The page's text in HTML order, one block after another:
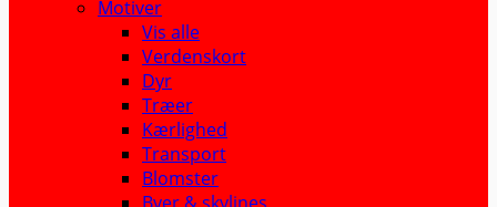
Motiver
Vis alle
Verdenskort
Dyr
Træer
Kærlighed
Transport
Blomster